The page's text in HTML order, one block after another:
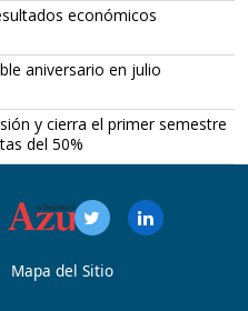
económicos
aniversario en julio
y cierra el primer semestre
del 50%
Mapa del Sitio